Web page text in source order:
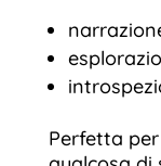
Perfetta